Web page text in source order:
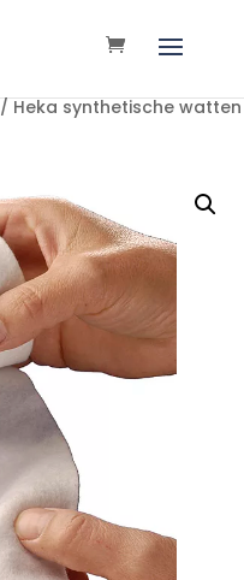
/ Heka synthetische watten